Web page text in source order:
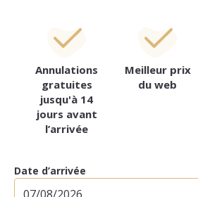
Annulations
gratuites
jusqu'à 14
jours avant
l’arrivée
Meilleur prix
du web
Date d’arrivée